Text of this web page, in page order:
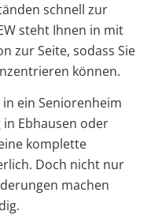
schnell zur
steht Ihnen in mit
zur Seite, sodass Sie
können.
ein Seniorenheim
Ebhausen oder
komplette
Doch nicht nur
machen